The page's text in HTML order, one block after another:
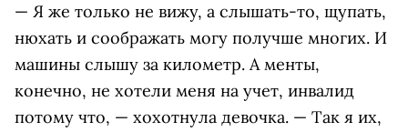
— Я же только не вижу, а слышать-то, щупать,
нюхать и соображать могу получше многих. И
машины слышу за километр. А менты,
конечно, не хотели меня на учет, инвалид
потому что, — хохотнула девочка. — Так я их,